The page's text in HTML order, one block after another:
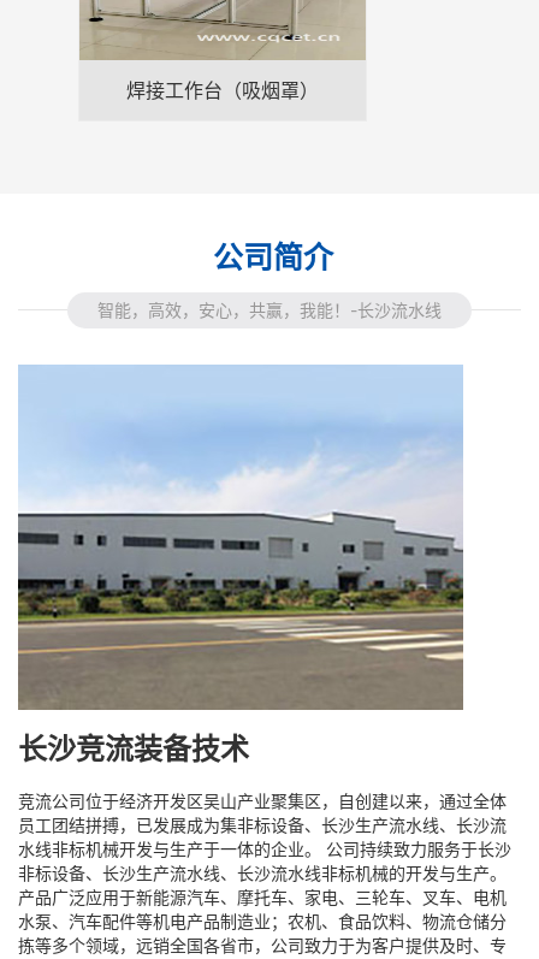
焊接工作台（吸烟罩）
公司简介
智能，高效，安心，共赢，我能！-长沙流水线
长沙竞流装备技术
竞流公司位于经济开发区吴山产业聚集区，自创建以来，通过全体
员工团结拼搏，已发展成为集非标设备、长沙生产流水线、长沙流
水线非标机械开发与生产于一体的企业。 公司持续致力服务于长沙
非标设备、长沙生产流水线、长沙流水线非标机械的开发与生产。
产品广泛应用于新能源汽车、摩托车、家电、三轮车、叉车、电机
水泵、汽车配件等机电产品制造业；农机、食品饮料、物流仓储分
拣等多个领域，远销全国各省市，公司致力于为客户提供及时、专